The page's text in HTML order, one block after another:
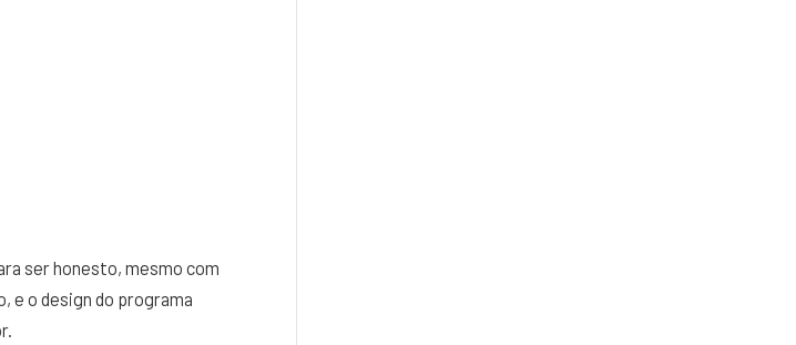
ser honesto, mesmo com
e o design do programa